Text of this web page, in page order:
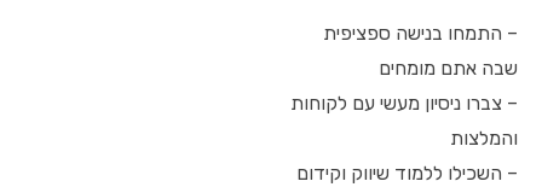
– התמחו בנישה ספציפית
שבה אתם מומחים
– צברו ניסיון מעשי עם לקוחות
והמלצות
– השכילו ללמוד שיווק וקידום